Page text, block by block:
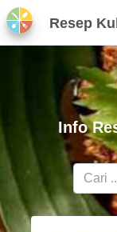
Resep
Info